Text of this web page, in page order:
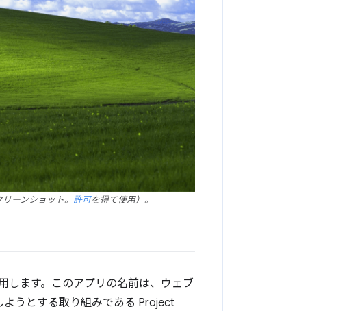
ーンショット。 許可を得て使用）。
します。このアプリの名前は、ウェブ
うとする取り組みである Project